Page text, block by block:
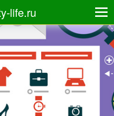
life.ru